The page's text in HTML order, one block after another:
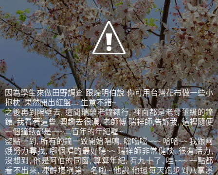
因為學生來做田野調查 跟煌明伯說 你可用台灣花布做一些小
抱枕 果然開出紅盤.... 生意不錯~
之後再到隔壁去, 這間瑞榮老鐘錶行, 裡面都是老骨董級的鐘
錶, 我看著這些, 興趣去很濃, 老師傅 瑞祥師,告訴我, 這裡隨便
一個鐘錶都是一~二百年的年紀喔~
整點一到, 所有的鐘一致開始唱鳴, 噹噹噹~~~ 哈哈~~ 我跟阿
娥努力尋找, 哪個唱的最好聽~~ 瑞祥師非常健談, 很有活力,
沒想到, 他是阿伯的同窗, 算算年紀, 有九十了, 哇~~~ 一點都
看不出來, 凍齡堪稱第一名啦~ 他說 他還每天跑步到八掌溪